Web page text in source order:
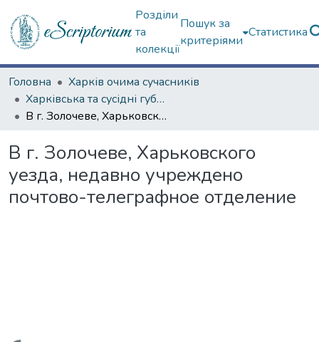
Розділи
та
колекції
Пошук за
критеріями
Статистика
Головна
Харків очима сучасників
Харківська та сусідні губернії
В г. Золочеве, Харьковского уезда, недавно учреждено почтово-телеграфное отделение
В г. Золочеве, Харьковского
уезда, недавно учреждено
почтово-телеграфное отделение